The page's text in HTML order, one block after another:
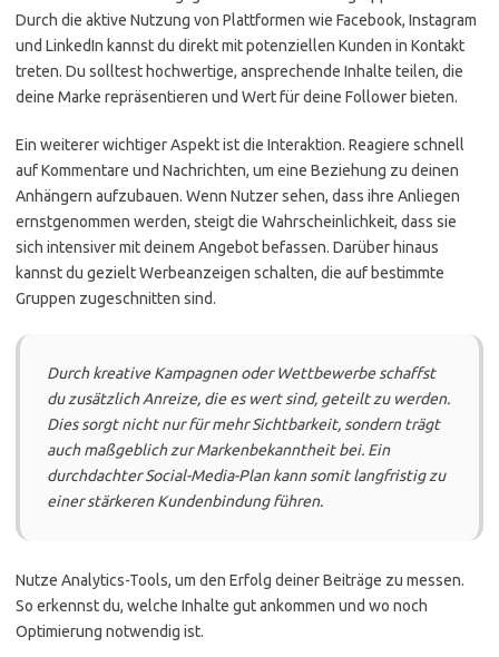
Durch die aktive Nutzung von Plattformen wie Facebook, Instagram
und LinkedIn kannst du direkt mit potenziellen Kunden in Kontakt
treten. Du solltest hochwertige, ansprechende Inhalte teilen, die
deine Marke repräsentieren und Wert für deine Follower bieten.
Ein weiterer wichtiger Aspekt ist die Interaktion. Reagiere schnell
auf Kommentare und Nachrichten, um eine Beziehung zu deinen
Anhängern aufzubauen. Wenn Nutzer sehen, dass ihre Anliegen
ernstgenommen werden, steigt die Wahrscheinlichkeit, dass sie
sich intensiver mit deinem Angebot befassen. Darüber hinaus
kannst du gezielt Werbeanzeigen schalten, die auf bestimmte
Gruppen zugeschnitten sind.
Durch kreative Kampagnen oder Wettbewerbeschaffst
du zusätzlich Anreize, die es wert sind, geteilt zu werden.
Dies sorgt nicht nur für mehr Sichtbarkeit, sondern trägt
auch maßgeblich zur Markenbekanntheit bei. Ein
durchdachter Social-Media-Plan kann somit langfristig zu
einer stärkeren Kundenbindung führen.
Nutze Analytics-Tools, um den Erfolg deiner Beiträge zu messen.
So erkennst du, welche Inhalte gut ankommen und wo noch
Optimierung notwendig ist.